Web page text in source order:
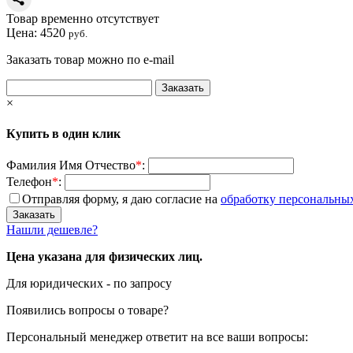
Товар временно отсутствует
Цена: 4520 руб.
Заказать товар можно по e-mail
×
Купить в один клик
Фамилия Имя Отчество*:
Телефон*:
Отправляя форму, я даю согласие на обработку
Нашли дешевле?
Цена указана для физических лиц.
Для юридических - по запросу
Появились вопросы о товаре?
Персональный менеджер ответит на все ваши вопросы: